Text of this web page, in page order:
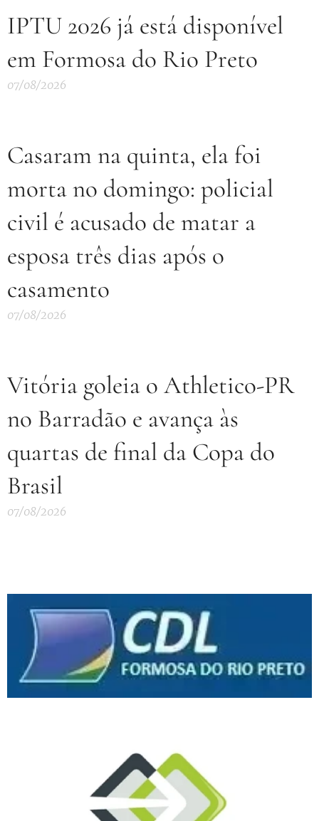
IPTU 2026 já está disponível
em Formosa do Rio Preto
07/08/2026
Casaram na quinta, ela foi
morta no domingo: policial
civil é acusado de matar a
esposa três dias após o
casamento
07/08/2026
Vitória goleia o Athletico-PR
no Barradão e avança às
quartas de final da Copa do
Brasil
07/08/2026